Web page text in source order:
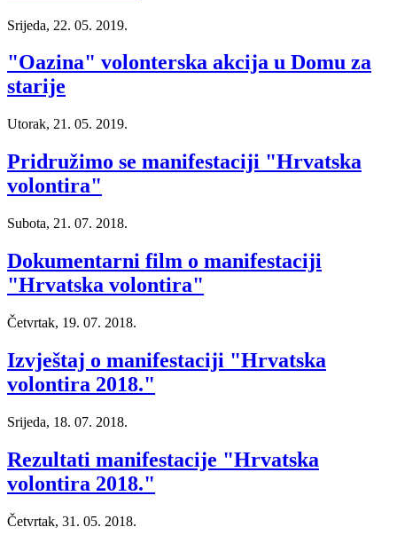
Srijeda, 22. 05. 2019.
"Oazina" volonterska akcija u Domu za
starije
Utorak, 21. 05. 2019.
Pridružimo se manifestaciji "Hrvatska
volontira"
Subota, 21. 07. 2018.
Dokumentarni film o manifestaciji
"Hrvatska volontira"
Četvrtak, 19. 07. 2018.
Izvještaj o manifestaciji "Hrvatska
volontira 2018."
Srijeda, 18. 07. 2018.
Rezultati manifestacije "Hrvatska
volontira 2018."
Četvrtak, 31. 05. 2018.